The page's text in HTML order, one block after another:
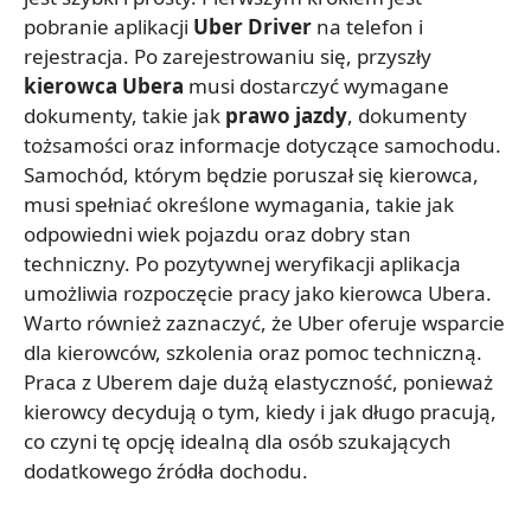
pobranie aplikacji Uber Driver na telefon i
rejestracja. Po zarejestrowaniu się, przyszły
kierowca Ubera musi dostarczyć wymagane
dokumenty, takie jak prawo jazdy, dokumenty
tożsamości oraz informacje dotyczące samochodu.
Samochód, którym będzie poruszał się kierowca,
musi spełniać określone wymagania, takie jak
odpowiedni wiek pojazdu oraz dobry stan
techniczny. Po pozytywnej weryfikacji aplikacja
umożliwia rozpoczęcie pracy jako kierowca Ubera.
Warto również zaznaczyć, że Uber oferuje wsparcie
dla kierowców, szkolenia oraz pomoc techniczną.
Praca z Uberem daje dużą elastyczność, ponieważ
kierowcy decydują o tym, kiedy i jak długo pracują,
co czyni tę opcję idealną dla osób szukających
dodatkowego źródła dochodu.